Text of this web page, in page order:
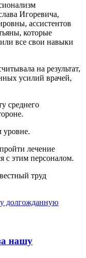
Игоревича,
ассистентов
которые
все свои навыки
на результат,
усилий врачей,
среднего
уровне.
лечение
с этим персоналом.
труд
нашу